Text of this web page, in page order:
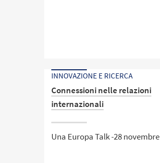
INNOVAZIONE E RICERCA
Connessioni nelle relazioni
internazionali
Una Europa Talk -28 novembre